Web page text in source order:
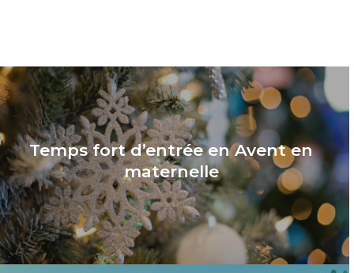
Temps fort d’entrée en Avent en
maternelle